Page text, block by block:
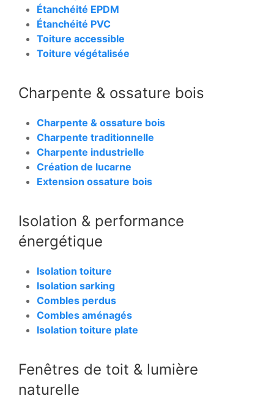
Étanchéité EPDM
Étanchéité PVC
Toiture accessible
Toiture végétalisée
Charpente & ossature bois
Charpente & ossature bois
Charpente traditionnelle
Charpente industrielle
Création de lucarne
Extension ossature bois
Isolation & performance
énergétique
Isolation toiture
Isolation sarking
Combles perdus
Combles aménagés
Isolation toiture plate
Fenêtres de toit & lumière
naturelle